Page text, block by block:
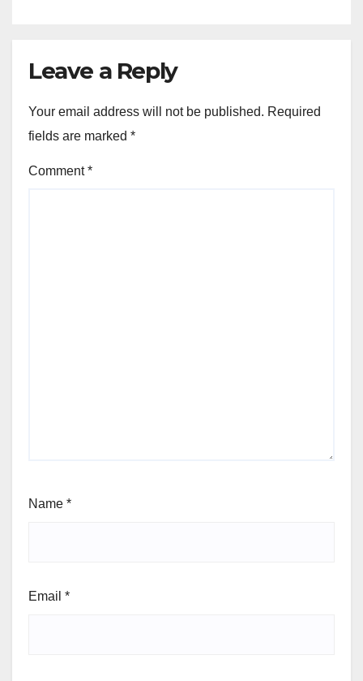
Leave a Reply
Your email address will not be published. Required
fields are marked *
Comment*
Name *
Email *